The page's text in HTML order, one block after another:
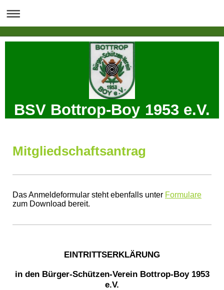
BSV Bottrop-Boy 1953 e.V.
Mitgliedschaftsantrag
Das Anmeldeformular steht ebenfalls unter Formulare
zum Download bereit.
EINTRITTSERKLÄRUNG
in den Bürger-Schützen-Verein Bottrop-Boy 1953
e.V.